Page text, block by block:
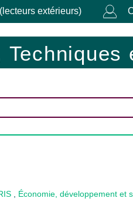
extérieurs)
Économie, développement et